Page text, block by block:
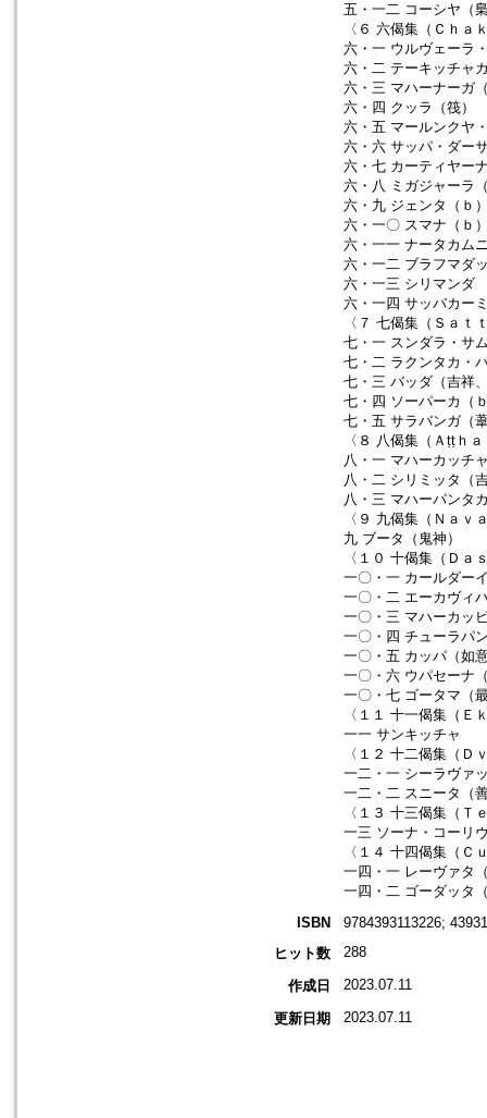
五・一二 コーシヤ（
〈６ 六偈集（Ｃｈａ
六・一 ウルヴェーラ
六・二 テーキッチャ
六・三 マハーナーガ
六・四 クッラ（筏）
六・五 マールンクヤ
六・六 サッパ・ダー
六・七 カーティヤー
六・八 ミガジャーラ
六・九 ジェンタ（ｂ
六・一〇 スマナ（ｂ
六・一一 ナータカム
六・一二 ブラフマダ
六・一三 シリマンダ
六・一四 サッバカー
〈７ 七偈集（Ｓａｔ
七・一 スンダラ・サ
七・二 ラクンタカ・
七・三 バッダ（吉祥
七・四 ソーパーカ（
七・五 サラバンガ（
〈８ 八偈集（Ａṭṭｈ
八・一 マハーカッチ
八・二 シリミッタ（
八・三 マハーパンタ
〈９ 九偈集（Ｎａｖ
九 ブータ（鬼神）
〈１０ 十偈集（Ｄａ
一〇・一 カールダー
一〇・二 エーカヴィ
一〇・三 マハーカッ
一〇・四 チューラパ
一〇・五 カッパ（如
一〇・六 ウパセーナ
一〇・七 ゴータマ（
〈１１ 十一偈集（Ｅ
一一 サンキッチャ
〈１２ 十二偈集（Ｄ
一二・一 シーラヴァ
一二・二 スニータ（
〈１３ 十三偈集（Ｔ
一三 ソーナ・コーリ
〈１４ 十四偈集（Ｃ
一四・一 レーヴァタ
一四・二 ゴーダッタ
ISBN
9784393113226;
ヒット数
288
作成日 2023.07.11
更新日期 2023.07.11